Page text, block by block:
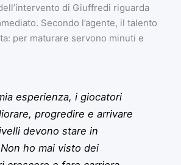
di Giuffredi riguarda
Secondo l’agente, il talento
per maturare servono minuti e
esperienza, i giocatori
progredire e arrivare
devono stare in
ho mai visto dei